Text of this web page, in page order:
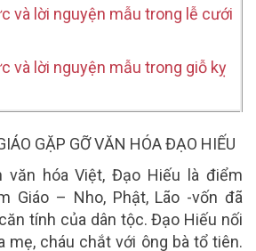
và lời nguyện mẫu trong lễ cưới
và lời nguyện mẫu trong giỗ kỵ
GẶP GỠ VĂN HÓA ĐẠO HIẾU
văn hóa Việt, Đạo Hiếu là điểm
Giáo – Nho, Phật, Lão -vốn đã
tính của dân tộc. Đạo Hiếu nối
mẹ, cháu chắt với ông bà tổ tiên.